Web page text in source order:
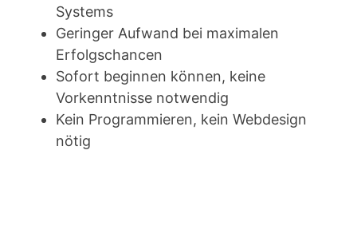
Systems
Geringer Aufwand bei maximalen
Erfolgschancen
Sofort beginnen können, keine
Vorkenntnisse notwendig
Kein Programmieren, kein Webdesign
nötig